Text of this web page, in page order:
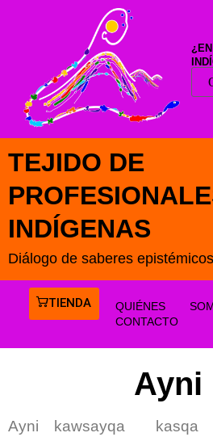
TEJIDO DE
INDÍGENAS
Diálogo de saberes epistémicos
TIENDA
QUIÉNES
CONTACTO
Ayni
Ayni kawsayqa kasqa